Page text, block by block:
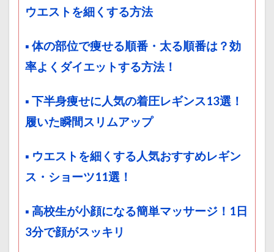
ウエストを細くする方法
▪ 体の部位で痩せる順番・太る順番は？効
率よくダイエットする方法！
▪ 下半身痩せに人気の着圧レギンス13選！
履いた瞬間スリムアップ
▪ ウエストを細くする人気おすすめレギン
ス・ショーツ11選！
▪ 高校生が小顔になる簡単マッサージ！1日
3分で顔がスッキリ